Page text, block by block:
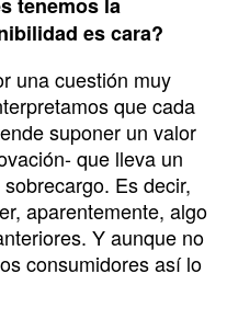
es cara?
una cuestión muy
que cada
suponer un valor
que lleva un
Es decir,
aparentemente, algo
Y aunque no
consumidores así lo